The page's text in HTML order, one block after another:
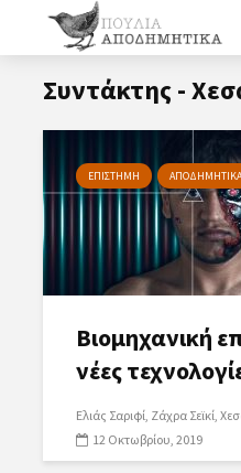
Συντάκτης -
ΕΠΙΣΤΗΜΗ ΑΠΟΔΗΜΗΤΙΚΑ
Βιομηχανική
νέες
Ελιάς Σαριφί Ζάχρα Σεϊκί
12 Οκτωβρίου, 2019